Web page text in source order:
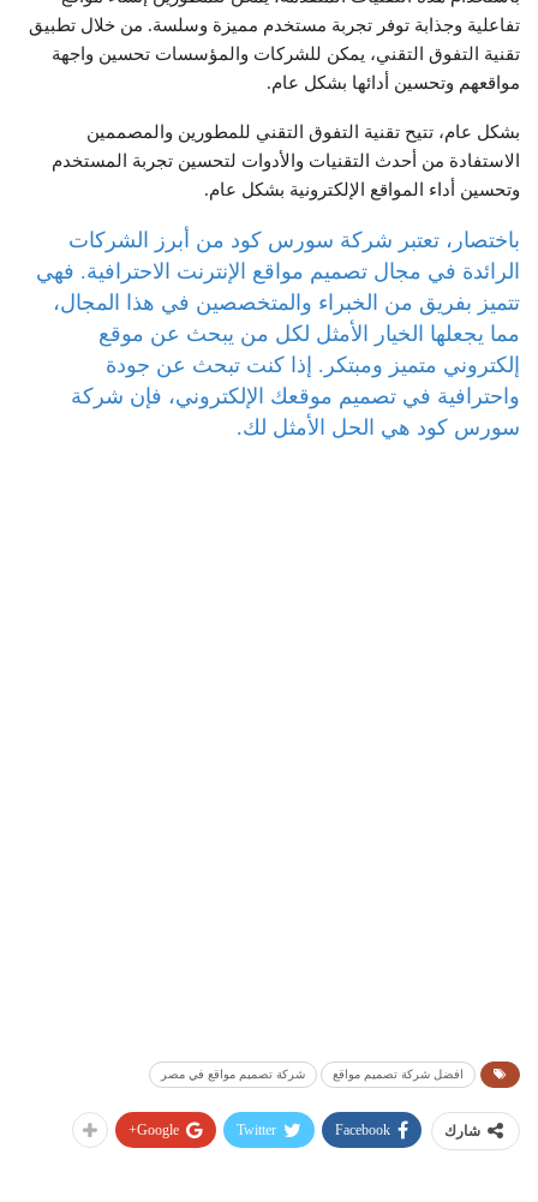
تفاعلية وجذابة توفر تجربة مستخدم مميزة وسلسة. من خلال تطبيق
تقنية التفوق التقني، يمكن للشركات والمؤسسات تحسين واجهة
مواقعهم وتحسين أدائها بشكل عام.
بشكل عام، تتيح تقنية التفوق التقني للمطورين والمصممين
الاستفادة من أحدث التقنيات والأدوات لتحسين تجربة المستخدم
وتحسين أداء المواقع الإلكترونية بشكل عام.
باختصار، تعتبر شركة سورس كود من أبرز الشركات
الرائدة في مجال تصميم مواقع الإنترنت الاحترافية. فهي
تتميز بفريق من الخبراء والمتخصصين في هذا المجال،
مما يجعلها الخيار الأمثل لكل من يبحث عن موقع
إلكتروني متميز ومبتكر. إذا كنت تبحث عن جودة
واحترافية في تصميم موقعك الإلكتروني، فإن شركة
سورس كود هي الحل الأمثل لك.
افضل شركة تصميم مواقع شركة تصميم مواقع في مصر
شارك Facebook
Twitter
Google+